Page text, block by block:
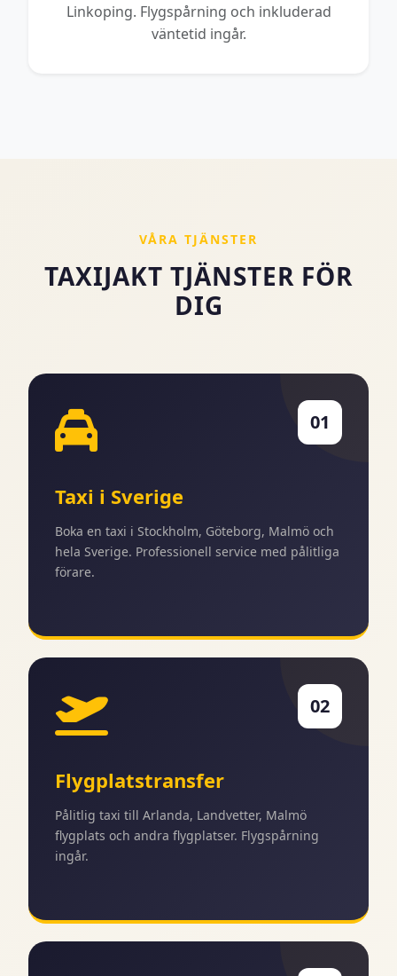
Linkoping. Flygspårning och inkluderad
väntetid ingår.
VÅRA TJÄNSTER
TAXIJAKT TJÄNSTER FÖR
DIG
01
Taxi i Sverige
Boka en taxi i Stockholm, Göteborg, Malmö och
hela Sverige. Professionell service med pålitliga
förare.
02
Flygplatstransfer
Pålitlig taxi till Arlanda, Landvetter, Malmö
flygplats och andra flygplatser. Flygspårning
ingår.